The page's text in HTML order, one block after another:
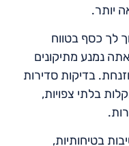
יותר.
לך כסף בטווח
נמנע מתיקונים
בדיקות סדירות
בלתי צפויות,
בטיחותיות,